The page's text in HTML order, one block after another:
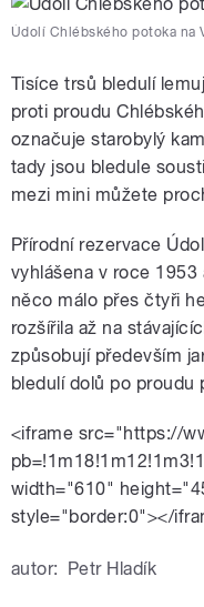
Údolí Chlébského potoka na
Tisíce trsů bledulí
proti proudu
označuje starobylý
tady jsou bledule
mezi mini můžete
Přírodní rezervace
vyhlášena v roce 1953
něco málo přes čtyři
rozšířila až na
způsobují především
bledulí dolů po proudu
<iframe src="https://
width="610"
style="border:0"></
autor: Petr Hladík